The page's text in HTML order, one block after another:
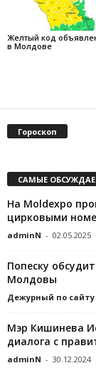
Желтый код
в Молдове
Гороскоп
САМЫЕ
На Moldexpo
цирковыми
adminN - 02.05.2025
Попеску
Молдовы
Дежурный по сайту
Мэр Кишинева
диалога с
adminN - 30.12.2024